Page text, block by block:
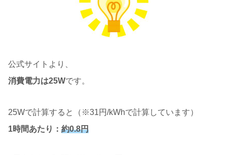
公式サイトより、
消費電力は25Wです。
25Wで計算すると（※31円/kWhで計算しています）
1時間あたり： 約0.8円